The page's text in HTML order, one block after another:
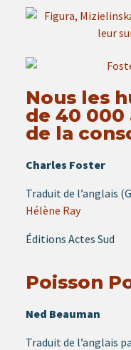
Nous les
de 40 000
de la
Charles Foster
Traduit de l’anglais
Hélène Ray
Éditions Actes Sud
Poisson
Ned Beauman
Traduit de l’anglais